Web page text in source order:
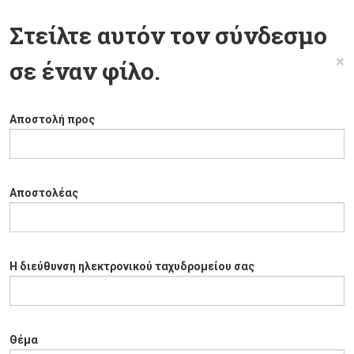
Στείλτε αυτόν τον σύνδεσμο
σε έναν φίλο.
×
Αποστολή προς
Αποστολέας
Η διεύθυνση ηλεκτρονικού ταχυδρομείου σας
Θέμα